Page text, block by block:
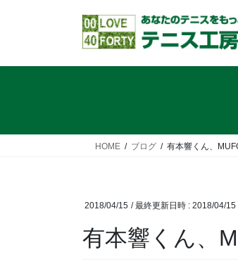
HOME ブログ 有本響くん、
2018/04/15 / 最終更新日時 : 2018/04/15
有本響くん、